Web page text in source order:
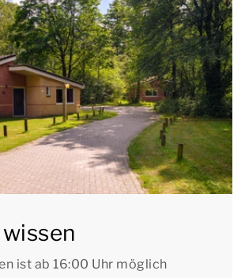
über eine möblierte Terrasse.
WLAN nutzen. Der
Berkenhorst ist ein autofreier Park.
auf dem zentralen Parkplatz
verfügen über zusätzliche
Schritt 1 Ihrer Buchung können Sie
oder eine bestimmte Hausnummer
ist ab 16:00 Uhr möglich